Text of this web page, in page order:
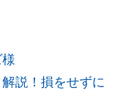
説！損をせずに